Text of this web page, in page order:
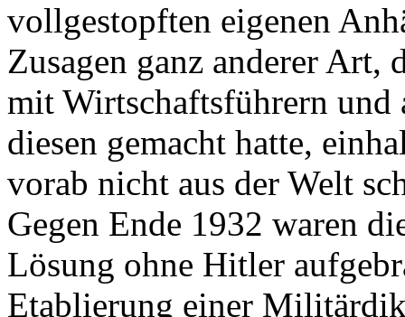
vollgestopften eigenen
Zusagen ganz anderer
mit Wirtschaftsführern und
diesen gemacht hatte,
vorab nicht aus der Welt
Gegen Ende 1932 waren
Lösung ohne Hitler
Etablierung einer